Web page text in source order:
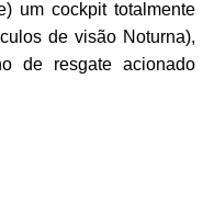
um cockpit totalmente
de visão Noturna),
de resgate acionado